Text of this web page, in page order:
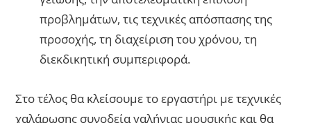
προβλημάτων, τις τεχνικές απόσπασης της
προσοχής, τη διαχείριση του χρόνου, τη
διεκδικητική συμπεριφορά.
Στο τέλος θα κλείσουμε το εργαστήρι με τεχνικές
χαλάρωσης συνοδεία γαλήνιας μουσικής και θα